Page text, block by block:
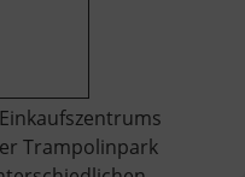
Trampolinpark